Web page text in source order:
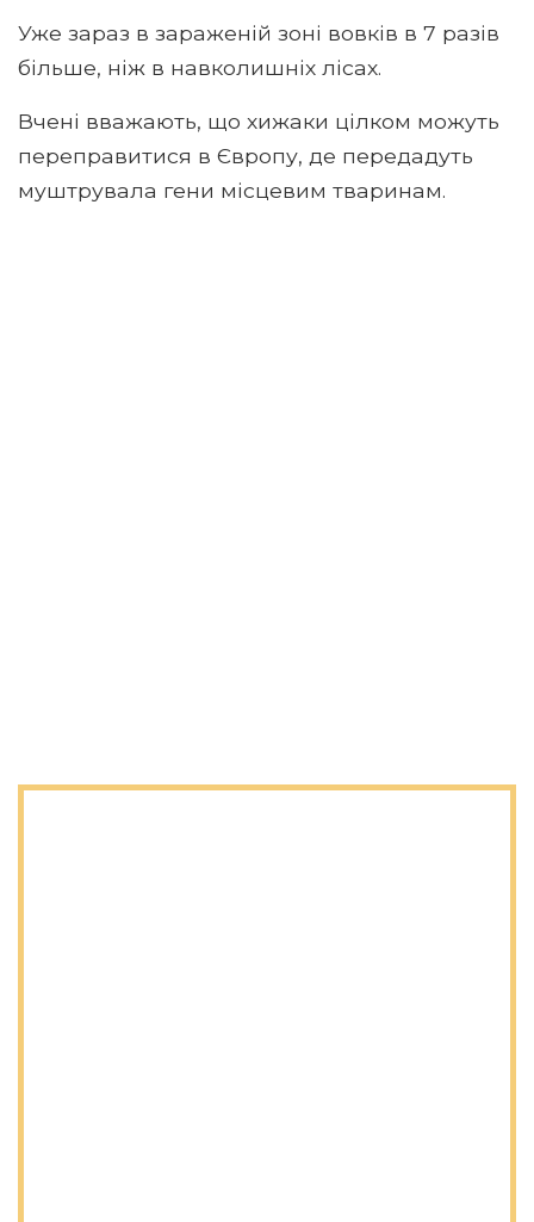
Уже зараз в зараженій зоні вовків в 7 разів
більше, ніж в навколишніх лісах.
Вчені вважають, що хижаки цілком можуть
переправитися в Європу, де передадуть
муштрувала гени місцевим тваринам.